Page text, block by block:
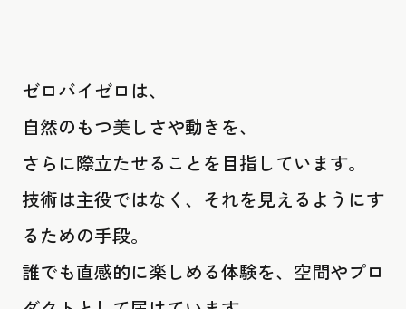
ゼロバイゼロは、
自然のもつ美しさや動きを、
さらに際立たせることを目指しています。
技術は主役ではなく、それを見えるようにす
るための手段。
誰でも直感的に楽しめる体験を、空間やプロ